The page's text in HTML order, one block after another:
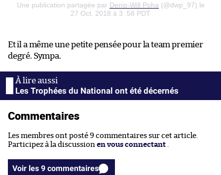
Une publication partagée par Denis-Will Poha (@dwp_97) le
27 Oct. 2018 à 3 :58 PDT
Et il a même une petite pensée pour la team premier
degré. Sympa.
Les Trophées du National ont été décernés
Commentaires
Les membres ont posté 9 commentaires sur cet article.
Participez à la discussion en vous connectant
Voir les 9 commentaires